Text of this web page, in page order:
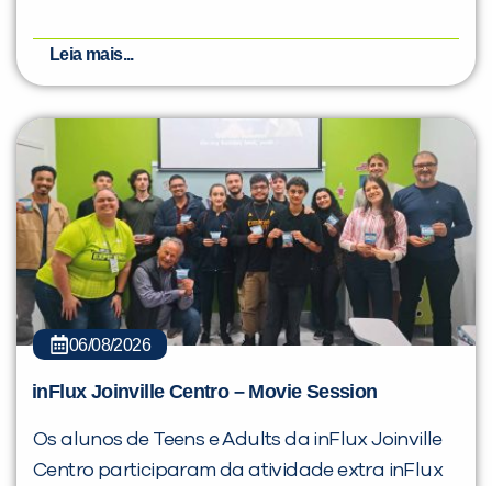
Leia mais...
06/08/2026
inFlux Joinville Centro – Movie Session
Os alunos de Teens e Adults da inFlux Joinville
Centro participaram da atividade extra inFlux